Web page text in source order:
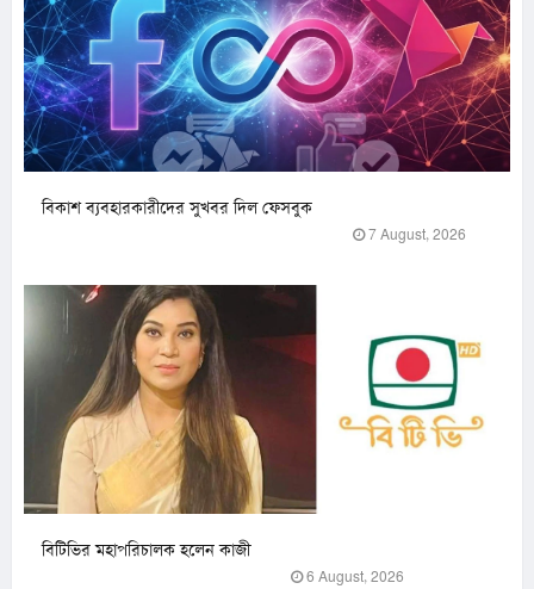
বিকাশ ব্যবহারকারীদের সুখবর দিল ফেসবুক
7 August, 2026
বিটিভির মহাপরিচালক হলেন কাজী
6 August, 2026